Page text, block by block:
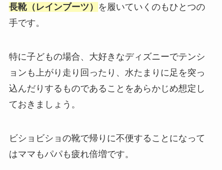
長靴（レインブーツ）
を履いていくのもひとつの
手です。
特に子どもの場合、大好きなディズニーでテンシ
ョンも上がり走り回ったり、水たまりに足を突っ
込んだりするものであることをあらかじめ想定し
ておきましょう。
ビショビショの靴で帰りに不便することになって
はママもパパも疲れ倍増です。